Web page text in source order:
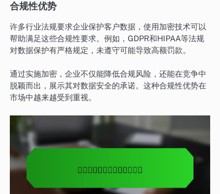
合规性优势
许多行业法规要求企业保护客户数据，使用加密技术可以
帮助满足这些合规性要求。例如，GDPR和HIPAA等法规
对数据保护有严格规定，未遵守可能导致高额罚款。
通过实施加密，企业不仅能降低合规风险，还能在竞争中
脱颖而出，展示其对数据安全的承诺。这种合规性优势在
市场中越来越受到重视。